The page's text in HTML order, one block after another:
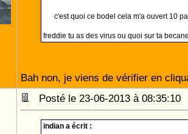
c'est quoi ce bodel cela m'a ouvert 10
freddie tu as des virus ou quoi sur ta
Bah non, je viens de vérifier en
Posté le 23-06-2013 à
indian a écrit :